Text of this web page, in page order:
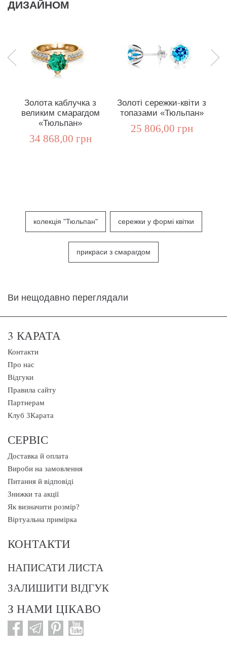
ДИЗАЙНОМ
Золота каблучка з
великим смарагдом
«Тюльпан»
34 868,00 грн
Золоті сережки-квіти з
топазами «Тюльпан»
25 806,00 грн
колекція "Тюльпан" сережки у формі квітки
прикраси з смарагдом
Ви нещодавно переглядали
3 КАРАТА
Контакти
Про нас
Відгуки
Правила сайту
Партнерам
Клуб 3Карата
СЕРВІС
Доставка й оплата
Вироби на замовлення
Питання й відповіді
Знижки та акції
Як визначити розмір?
Віртуальна примірка
КОНТАКТИ
НАПИСАТИ ЛИСТА
ЗАЛИШИТИ ВІДГУК
З НАМИ ЦІКАВО